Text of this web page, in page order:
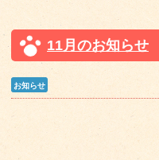
11月のお知らせ